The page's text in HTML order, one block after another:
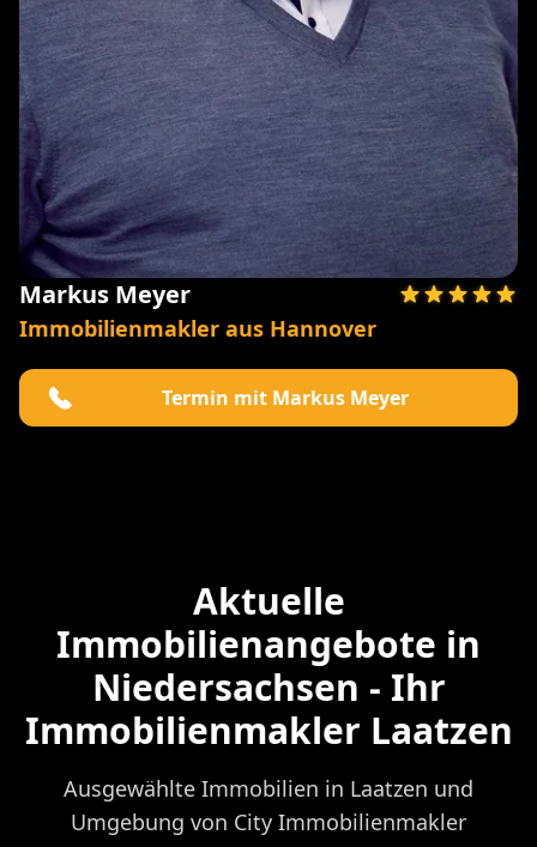
Markus Meyer
Immobilienmakler aus Hannover
Termin mit Markus Meyer
Aktuelle
Immobilienangebote in
Niedersachsen - Ihr
Immobilienmakler Laatzen
Ausgewählte Immobilien in Laatzen und
Umgebung von City Immobilienmakler